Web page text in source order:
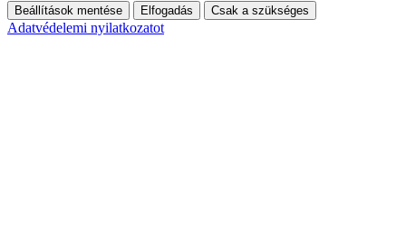
Beállítások mentése Elfogadás Csak a szükséges
Adatvédelemi nyilatkozatot